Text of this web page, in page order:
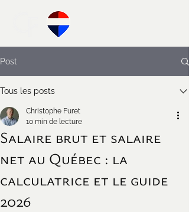
Post
Tous les posts
Salaire brut et salaire
net au Québec : la
calculatrice et le guide
2026
Christophe Furet
10 min de lecture